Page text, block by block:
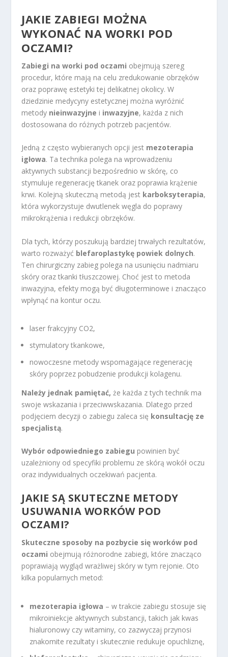
JAKIE ZABIEGI MOŻNA
WYKONAĆ NA WORKI POD
OCZAMI?
Zabiegi na worki pod oczami obejmują szereg
procedur, które mają na celu zredukowanie obrzęków
oraz poprawę estetyki tej delikatnej okolicy. W
dziedzinie medycyny estetycznej można wyróżnić
metody nieinwazyjne i inwazyjne, każda z nich
dostosowana do różnych potrzeb pacjentów.
Jedną z często wybieranych opcji jest mezoterapia
igłowa. Ta technika polega na wprowadzeniu
aktywnych substancji bezpośrednio w skórę, co
stymuluje regenerację tkanek oraz poprawia krążenie
krwi. Kolejną skuteczną metodą jest karboksyterapia,
która wykorzystuje dwutlenek węgla do poprawy
mikrokrążenia i redukcji obrzęków.
Dla tych, którzy poszukują bardziej trwałych rezultatów,
warto rozważyć blefaroplastykę powiek dolnych.
Ten chirurgiczny zabieg polega na usunięciu nadmiaru
skóry oraz tkanki tłuszczowej. Choć jest to metoda
inwazyjna, efekty mogą być długoterminowe i znacząco
wpłynąć na kontur oczu.
laser frakcyjny CO2,
stymulatory tkankowe,
nowoczesne metody wspomagające regenerację
skóry poprzez pobudzenie produkcji kolagenu.
Należy jednak pamiętać, że każda z tych technik ma
swoje wskazania i przeciwwskazania. Dlatego przed
podjęciem decyzji o zabiegu zaleca się konsultację ze
specjalistą.
Wybór odpowiedniego zabiegu powinien być
uzależniony od specyfiki problemu ze skórą wokół oczu
oraz indywidualnych oczekiwań pacjenta.
JAKIE SĄ SKUTECZNE METODY
USUWANIA WORKÓW POD
OCZAMI?
Skuteczne sposoby na pozbycie się worków pod
oczami obejmują różnorodne zabiegi, które znacząco
poprawiają wygląd wrażliwej skóry w tym rejonie. Oto
kilka popularnych metod:
mezoterapia igłowa – w trakcie zabiegu stosuje się
mikroiniekcje aktywnych substancji, takich jak kwas
hialuronowy czy witaminy, co zazwyczaj przynosi
znakomite rezultaty i skutecznie redukuje opuchliznę,